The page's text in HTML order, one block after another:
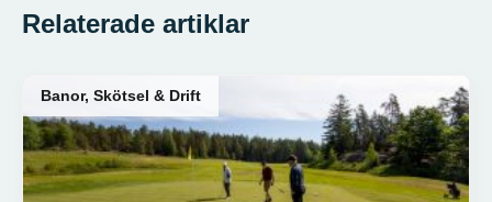
Relaterade artiklar
Banor, Skötsel & Drift